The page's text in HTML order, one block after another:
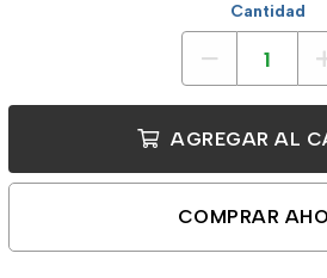
Cantidad
AGREGAR AL
COMPRAR